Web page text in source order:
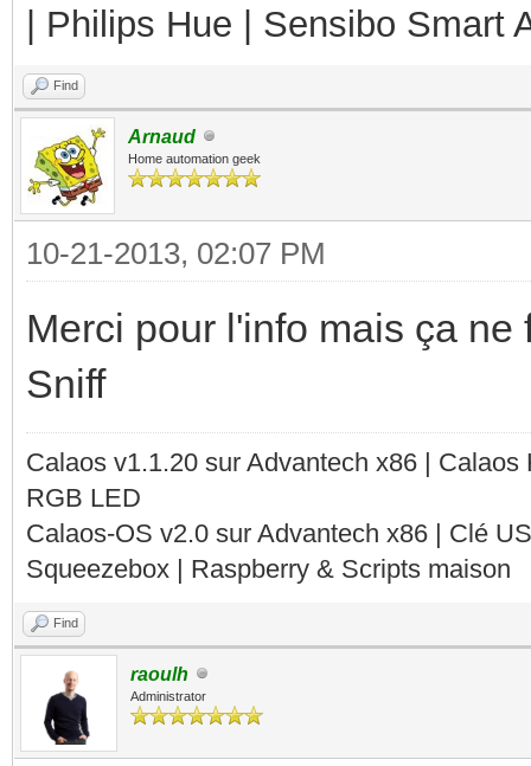
| Philips Hue | Sensibo Smart
Find
Arnaud
Home automation geek
10-21-2013, 02:07 PM
Merci pour l'info mais ça
Sniff
Calaos v1.1.20 sur Advantech x86 |
RGB LED
Calaos-OS v2.0 sur Advantech x86 | Clé
Squeezebox | Raspberry & Scripts maison
Find
raoulh
Administrator